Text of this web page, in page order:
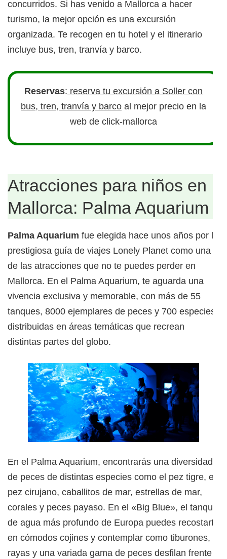
concurridos. Si has venido a Mallorca a hacer
turismo, la mejor opción es una excursión
organizada. Te recogen en tu hotel y el itinerario
incluye bus, tren, tranvía y barco.
Reservas: reserva tu excursión a Soller con
bus, tren, tranvía y barco al mejor precio en la
web de click-mallorca
Atracciones para niños en
Mallorca: Palma Aquarium
Palma Aquarium fue elegida hace unos años por la
prestigiosa guía de viajes Lonely Planet como una
de las atracciones que no te puedes perder en
Mallorca. En el Palma Aquarium, te aguarda una
vivencia exclusiva y memorable, con más de 55
tanques, 8000 ejemplares de peces y 700 especies
distribuidas en áreas temáticas que recrean
distintas partes del globo.
En el Palma Aquarium, encontrarás una diversidad
de peces de distintas especies como el pez tigre, el
pez cirujano, caballitos de mar, estrellas de mar,
corales y peces payaso. En el «Big Blue», el tanque
de agua más profundo de Europa puedes recostarte
en cómodos cojines y contemplar como tiburones,
rayas y una variada gama de peces desfilan frente a